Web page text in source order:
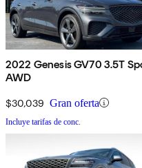
2022 Genesis GV70 3.5T
AWD
$30,039 Gran oferta
Incluye tarifas de conc.